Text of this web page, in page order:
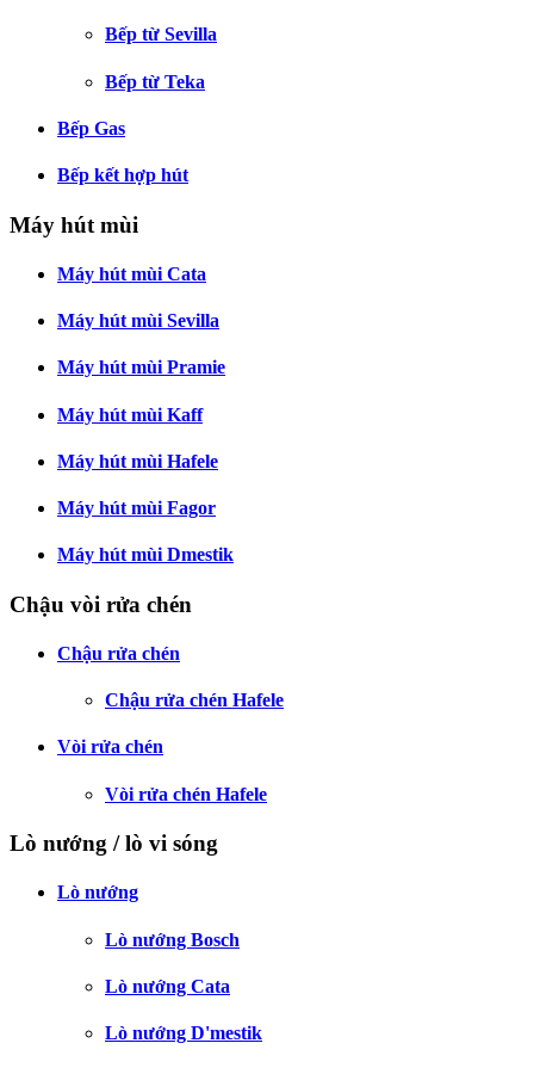
Bếp từ Sevilla
Bếp từ Teka
Bếp Gas
Bếp kết hợp hút
Máy hút mùi
Máy hút mùi Cata
Máy hút mùi Sevilla
Máy hút mùi Pramie
Máy hút mùi Kaff
Máy hút mùi Hafele
Máy hút mùi Fagor
Máy hút mùi Dmestik
Chậu vòi rửa chén
Chậu rửa chén
Chậu rửa chén Hafele
Vòi rửa chén
Vòi rửa chén Hafele
Lò nướng / lò vi sóng
Lò nướng
Lò nướng Bosch
Lò nướng Cata
Lò nướng D'mestik